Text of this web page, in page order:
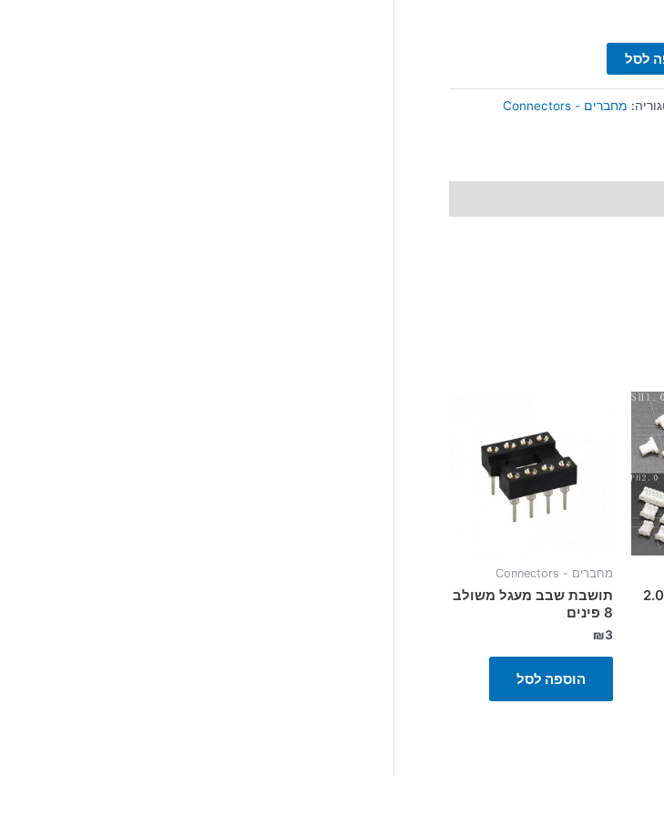
לסל
מחברים - Connectors
מחבר נקבה PH רווח 2.0
מחברים - Connectors
תושבת שבב מעגל משולב
8 פינים
₪3
הוספה לסל